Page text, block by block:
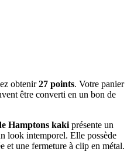
obtenir27 points. Votre panier
être converti en un bon de
Hamptons kakiprésente un
look intemporel. Elle possède
et une fermeture à clip en métal.